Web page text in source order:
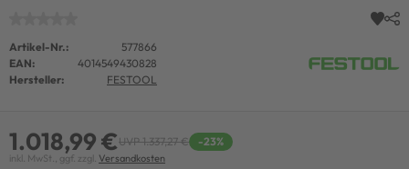
Artikel-Nr.:
577866
EAN:
4014549430828
Hersteller:
FESTOOL
1.018,99 €UVP 1.337,27 € -23%
inkl. MwSt., ggf. zzgl. Versandkosten